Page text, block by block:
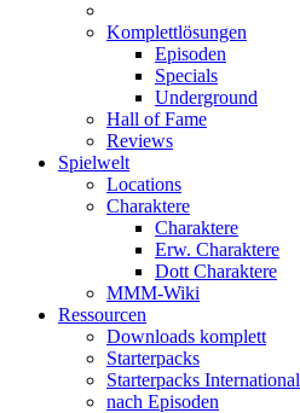
Komplettlösungen
Episoden
Specials
Underground
Hall of Fame
Reviews
Spielwelt
Locations
Charaktere
Charaktere
Erw. Charaktere
Dott Charaktere
MMM-Wiki
Ressourcen
Downloads komplett
Starterpacks
Starterpacks International
nach Episoden